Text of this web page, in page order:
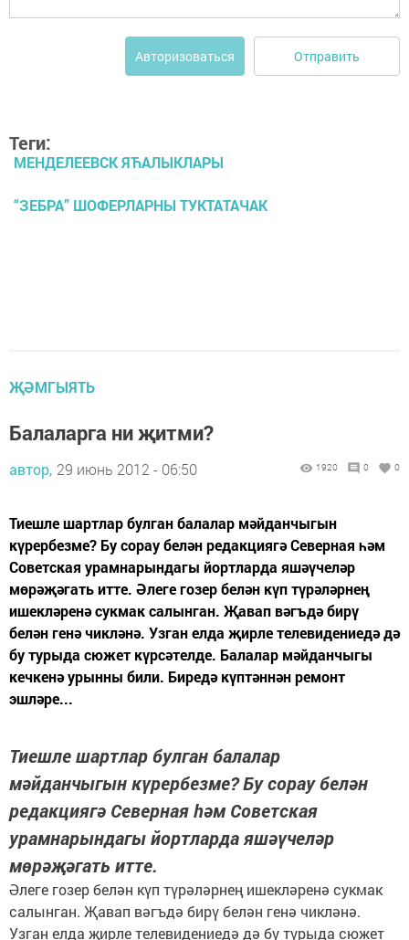
Авторизоваться Отправить
Теги:
МЕНДЕЛЕЕВСК ЯЋАЛЫКЛАРЫ
“ЗЕБРА” ШОФЕРЛАРНЫ ТУКТАТАЧАК
ҖӘМГЫЯТЬ
Балаларга ни җитми?
автор, 29 июнь 2012 - 06:50 1920 0 0
Тиешле шартлар булган балалар мәйданчыгын
күрербезме? Бу сорау белән редакциягә Северная һәм
Советская урамнарындагы йортларда яшәүчеләр
мөрәҗәгать итте. Әлеге гозер белән күп түрәләрнең
ишекләренә сукмак салынган. Җавап вәгъдә бирү
белән генә чикләнә. Узган елда җирле телевидениедә дә
бу турыда сюжет күрсәтелде. Балалар мәйданчыгы
кечкенә урынны били. Биредә күптәннән ремонт
эшләре...
Тиешле шартлар булган балалар
мәйданчыгын күрербезме? Бу сорау белән
редакциягә Северная һәм Советская
урамнарындагы йортларда яшәүчеләр
мөрәҗәгать итте.
Әлеге гозер белән күп түрәләрнең ишекләренә сукмак
салынган. Җавап вәгъдә бирү белән генә чикләнә.
Узган елда җирле телевидениедә дә бу турыда сюжет